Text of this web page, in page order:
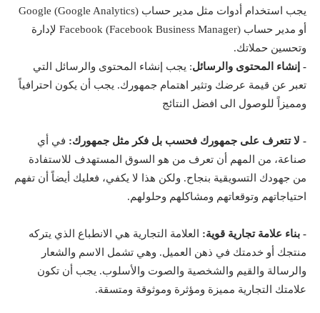
يجب استخدام أدوات مثل مدير حساب Google (Google Analytics)
أو مدير حساب Facebook (Facebook Business Manager)لإدارة
وتحسين حملاتك.
- إنشاء المحتوى والرسائل: يجب إنشاء المحتوى والرسائل التي
تعبر عن قيمة عرضك وتثير اهتمام جمهورك. يجب أن يكون احترافياً
ومميزاً للوصول الى افضل النتائج
- لا تتعرف على جمهورك فحسب بل فكر مثل جمهورك: في أي
صناعة، من المهم أن تعرف من هو السوق المستهدف للاستفادة
من جهودك التسويقية بنجاح. ولكن هذا لا يكفي، فعليك أيضاً أن تفهم
احتياجاتهم وتوقعاتهم ومشاكلهم وحلولهم.
- بناء علامة تجارية قوية: العلامة التجارية هي الانطباع الذي يتركه
منتجك أو خدمتك في ذهن العميل. وهي تشمل الاسم والشعار
والرسالة والقيم والشخصية والصوت والأسلوب. يجب أن تكون
علامتك التجارية مميزة ومؤثرة وموثوقة ومتسقة.